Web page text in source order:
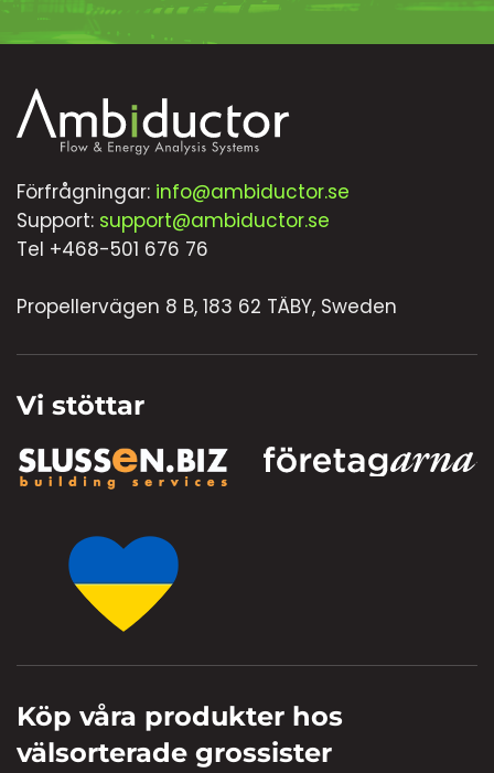
Förfrågningar: info@ambiductor.se
Support: support@ambiductor.se
Tel +468-501 676 76
Propellervägen 8 B, 183 62 TÄBY, Sweden
Vi stöttar
Köp våra produkter hos
välsorterade grossister